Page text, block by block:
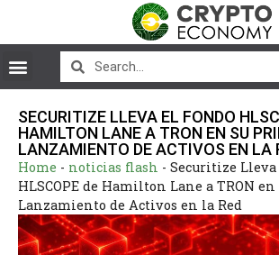
SECURITIZE LLEVA EL FONDO
HAMILTON LANE A TRON EN SU
LANZAMIENTO DE ACTIVOS EN LA
Home - noticias flash - Securitize Lleva
HLSCOPE de Hamilton Lane a TRON
Lanzamiento de Activos en la Red